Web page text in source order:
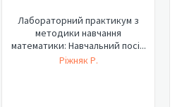
Лабораторний практикум з
методики навчання
математики: Навчальний посі...
Ріжняк Р.